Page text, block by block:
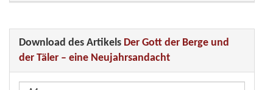
Download des Artikels Der Gott der Berge und
der Täler – eine Neujahrsandacht